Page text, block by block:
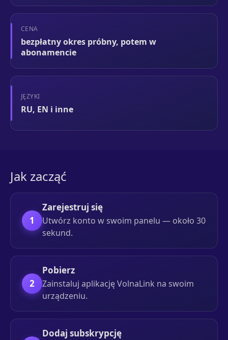
CENA
bezpłatny okres próbny, potem w
abonamencie
JĘZYKI
RU, EN i inne
Jak zacząć
1
Zarejestruj się
Utwórz konto w swoim panelu — około 30
sekund.
2
Pobierz
Zainstaluj aplikację VolnaLink na swoim
urządzeniu.
Dodaj subskrypcję